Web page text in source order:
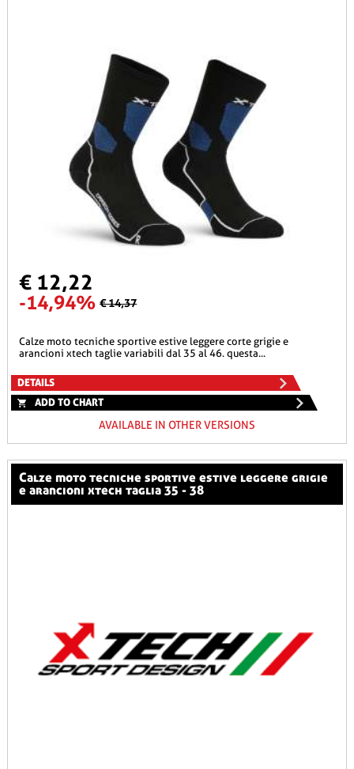
€ 12,22
-14,94% € 14,37
calze moto tecniche sportive estive leggere corte grigie e
arancioni xtech taglie variabili dal 35 al 46. questa...
DETAILS
ADD TO CHART
AVAILABLE IN OTHER VERSIONS
calze moto tecniche sportive estive leggere grigie
e arancioni xtech taglia 35 - 38